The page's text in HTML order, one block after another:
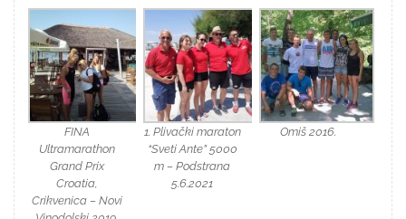
FINA
Ultramarathon
Grand Prix
Croatia,
Crikvenica – Novi
1. Plivački maraton
“Sveti Ante” 5000
m – Podstrana
5.6.2021
Omiš 2016.